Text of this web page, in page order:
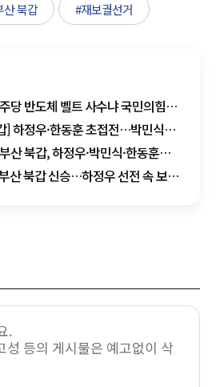
산 북갑 #재보궐선거
당 반도체 벨트 사수냐 국민의힘
] 하정우·한동훈 초접전…박민식
갑
산 북갑, 하정우·박민식·한동훈
소판 됐다
산 북갑 신승…하정우 선전 속 보수